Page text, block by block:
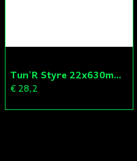
Tun'R Styre 22x630mm Vit
€ 28,2